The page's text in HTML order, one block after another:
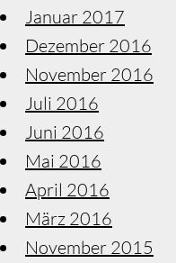
Januar 2017
Dezember 2016
November 2016
Juli 2016
Juni 2016
Mai 2016
April 2016
März 2016
November 2015